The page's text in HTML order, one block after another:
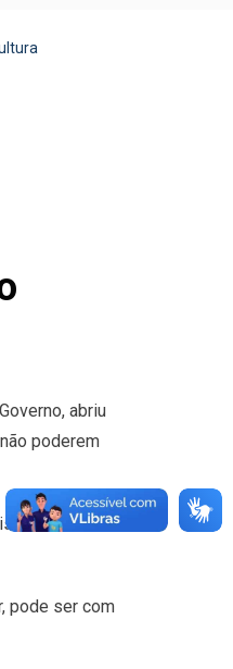
abriu
poderem
As
pode ser com